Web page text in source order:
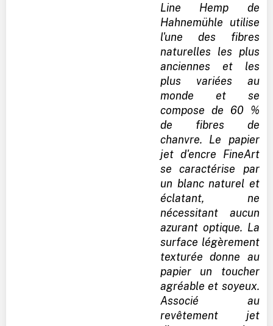
Line Hemp de
Hahnemühle utilise
l'une des fibres
naturelles les plus
anciennes et les
plus variées au
monde et se
compose de 60 %
de fibres de
chanvre. Le papier
jet d'encre FineArt
se caractérise par
un blanc naturel et
éclatant, ne
nécessitant aucun
azurant optique. La
surface légèrement
texturée donne au
papier un toucher
agréable et soyeux.
Associé au
revêtement jet